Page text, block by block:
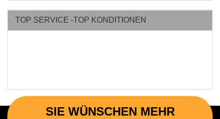
TOP SERVICE -TOP KONDITIONEN
SIE WÜNSCHEN MEHR